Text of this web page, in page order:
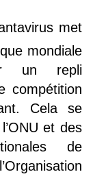
met
mondiale
un repli
compétition
Cela se
et des
de